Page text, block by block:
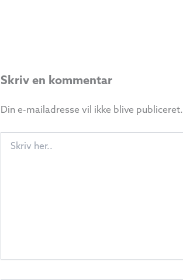
Skriv en kommentar
Din e-mailadresse vil ikke blive publiceret.
her..